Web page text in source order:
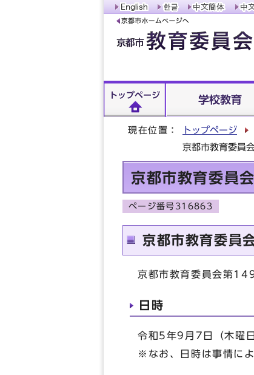
トップページ 学校教育
現在位置： トップページ
京都市教育委員
京都市教育委員
ページ番号316863
京都市教育委員
京都市教育委員会第
日時
令和5年9月7日（木曜
※なお、日時は事情に